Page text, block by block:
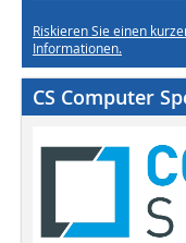
Riskieren Sie einen
Informationen.
CS Computer